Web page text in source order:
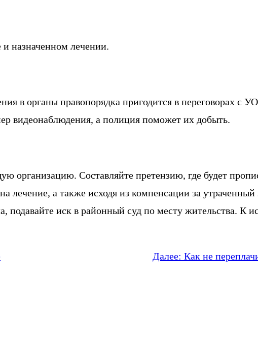
назначенном лечении.
в органы правопорядка пригодится в переговорах с
видеонаблюдения, а полиция поможет их добыть.
организацию. Составляйте претензию, где будет
лечение, а также исходя из компенсации за утраченный
иск в районный суд по месту жительства. К
Далее: Как не